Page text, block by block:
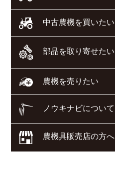
中古農機を買いたい
部品を取り寄せたい
農機を売りたい
ノウキナビについて
農機具販売店の方へ